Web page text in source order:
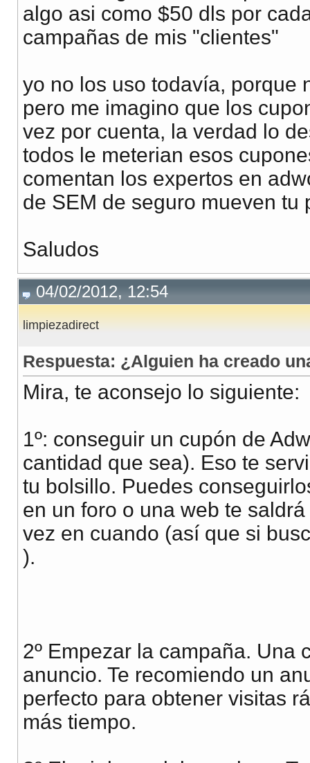
algo asi como $50 dls por
campañas de mis "clientes"
yo no los uso todavía, porque
pero me imagino que los
vez por cuenta, la verdad lo
todos le meterian esos
comentan los expertos en
de SEM de seguro mueven tu
Saludos
04/02/2012, 12:54
limpiezadirect
Respuesta: ¿Alguien ha creado
Mira, te aconsejo lo siguiente:
1º: conseguir un cupón de
cantidad que sea). Eso te
tu bolsillo. Puedes
en un foro o una web te
vez en cuando (así que si
).
2º Empezar la campaña. Una
anuncio. Te recomiendo un
perfecto para obtener visitas
más tiempo.